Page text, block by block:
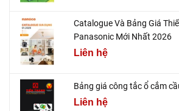
Catalogue Và Bảng Giá
Panasonic Mới Nhất 2026
Liên hệ
Bảng giá công tắc ổ cắm
Liên hệ